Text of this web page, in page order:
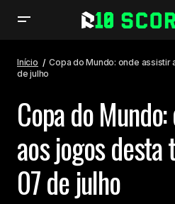
Início
Copa do Mundo: onde
de julho
Copa do
aos jogos
07 de julho